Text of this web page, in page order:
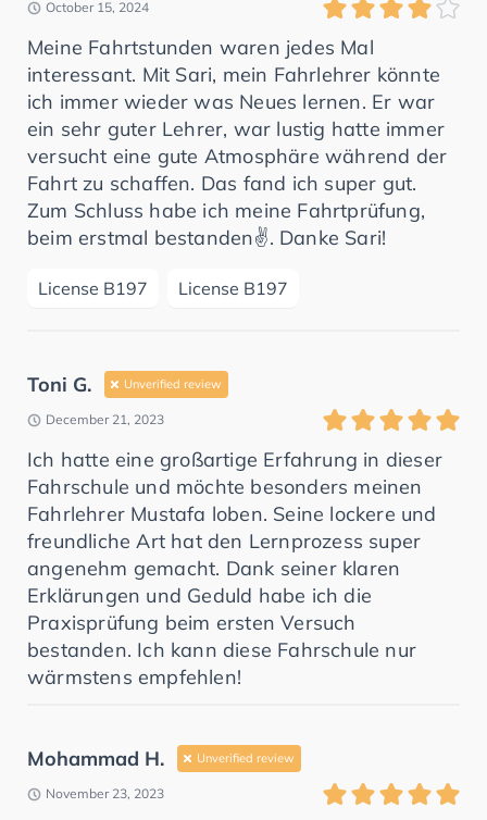
October 15, 2024
Meine Fahrtstunden waren jedes Mal
interessant. Mit Sari, mein Fahrlehrer könnte
ich immer wieder was Neues lernen. Er war
ein sehr guter Lehrer, war lustig hatte immer
versucht eine gute Atmosphäre während der
Fahrt zu schaffen. Das fand ich super gut.
Zum Schluss habe ich meine Fahrtprüfung,
beim erstmal bestanden✌️. Danke Sari!
License B197 License B197
Toni G. Unverified review
December 21, 2023
Ich hatte eine großartige Erfahrung in dieser
Fahrschule und möchte besonders meinen
Fahrlehrer Mustafa loben. Seine lockere und
freundliche Art hat den Lernprozess super
angenehm gemacht. Dank seiner klaren
Erklärungen und Geduld habe ich die
Praxisprüfung beim ersten Versuch
bestanden. Ich kann diese Fahrschule nur
wärmstens empfehlen!
Mohammad H. Unverified review
November 23, 2023